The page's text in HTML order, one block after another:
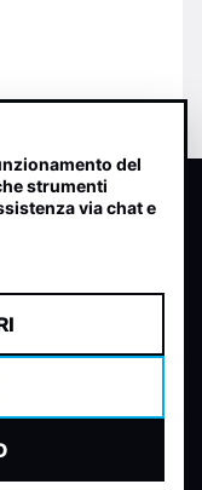
dall analisi di
PRIVACY POLICY
COOKIES
del
strumenti
via chat e